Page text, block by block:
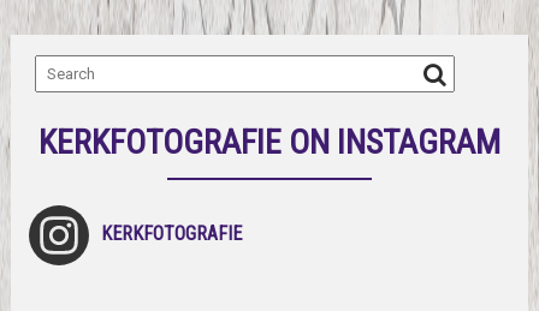
KERKFOTOGRAFIE ON INSTAGRAM
KERKFOTOGRAFIE